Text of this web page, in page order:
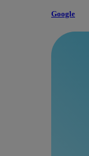
Google